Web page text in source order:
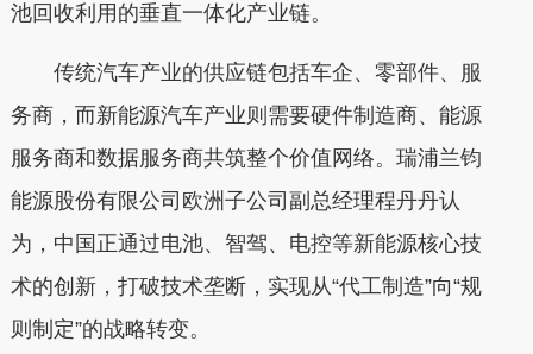
池回收利用的垂直一体化产业链。
传统汽车产业的供应链包括车企、零部件、服
务商，而新能源汽车产业则需要硬件制造商、能源
服务商和数据服务商共筑整个价值网络。瑞浦兰钧
能源股份有限公司欧洲子公司副总经理程丹丹认
为，中国正通过电池、智驾、电控等新能源核心技
术的创新，打破技术垄断，实现从“代工制造”向“规
则制定”的战略转变。